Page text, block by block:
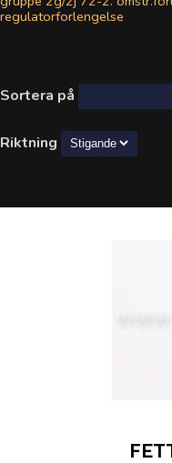
regulatorforlengelse
Sortera på
Riktning